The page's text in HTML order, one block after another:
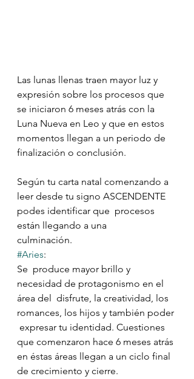
Las lunas llenas traen mayor luz y
expresión sobre los procesos que
se iniciaron 6 meses atrás con la
Luna Nueva en Leo y que en estos
momentos llegan a un periodo de
finalización o conclusión.
Según tu carta natal comenzando a
leer desde tu signo ASCENDENTE
podes identificar que  procesos
están llegando a una
culminación.⠀⠀⠀⠀⠀⠀⠀
#Aries:
Se  produce mayor brillo y
necesidad de protagonismo en el
área del  disfrute, la creatividad, los
romances, los hijos y también poder
expresar tu identidad. Cuestiones
que comenzaron hace 6 meses atrás
en éstas áreas llegan a un ciclo final
de crecimiento y cierre.